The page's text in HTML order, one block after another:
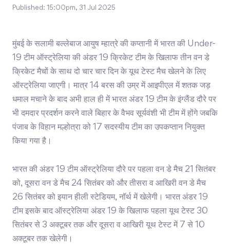
Published: 15:00pm, 31 Jul 2025
मुंबई के सलामी बल्लेबाज आयुष म्हात्रे की कप्तानी में भारत की Under-
19 टीम ऑस्ट्रेलिया की अंडर 19 क्रिकेट टीम के खिलाफ तीन वन डे
क्रिकेट मैचों के साथ दो चार चार दिन के यूथ टेस्ट मैच खेलने के लिए
ऑस्ट्रेलिया जाएगी। मात्र 14 बरस की उम्र में आइपीएल में शतक जड़
धमाल मचाने के बाद अभी हाल ही में भारत अंडर 19 टीम के इंग्लैंड दौरे पर
भी दमदार प्रदर्शन करने वाले बिहार के वैभव सूर्यवंशी भी टीम में होंगे जबकि
पंजाब के विहान मल्होत्रा को 17 सदस्यीय टीम का उपकप्तान नियुक्त
किया गया है।
भारत की अंडर 19 टीम ऑस्ट्रेलिया दौरे पर पहला वन डे मैच 21 सितंबर
को, दूसरा वन डे मैच 24 सितंबर को और तीसरा व आखिरी वन डे मैच
26 सितंबर को इयान हीली स्टेडियम, नॉर्थ में खेलेगी। भारत अंडर 19
टीम इसके बाद ऑस्ट्रेलिया अंडर 19 के खिलाफ पहला यूथ टेस्ट 30
सितंबर से 3 अक्टूबर तक और दूसरा व आखिरी यूथ टेस्ट में 7 से 10
अक्टूबर तक खेलेगी।